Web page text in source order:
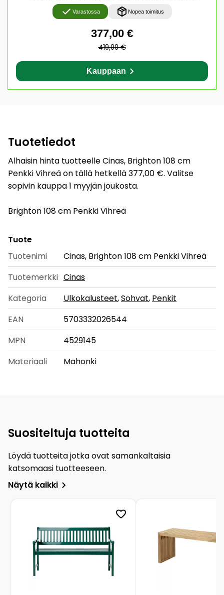
Varastossa Nopea toimitus
377,00 €
419,00 €
Kauppaan
Tuotetiedot
Alhaisin hinta tuotteelle Cinas, Brighton 108 cm
Penkki Vihreä on tällä hetkellä 377,00 €. Valitse
sopivin kauppa 1 myyjän joukosta.
Brighton 108 cm Penkki Vihreä
Tuote
Tuotenimi
Cinas, Brighton 108 cm Penkki Vihreä
Tuotemerkki Cinas
Kategoria
Ulkokalusteet,Sohvat, Penkit
EAN
5703332026544
MPN
4529145
Materiaali
Mahonki
Suositeltuja tuotteita
Löydä tuotteita jotka ovat samankaltaisia
katsomaasi tuotteeseen.
Näytä kaikki